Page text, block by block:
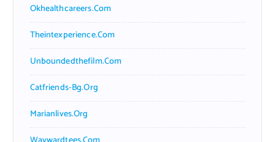
Okhealthcareers.com
Theintexperience.com
Unboundedthefilm.com
Catfriends-Bg.org
Marianlives.org